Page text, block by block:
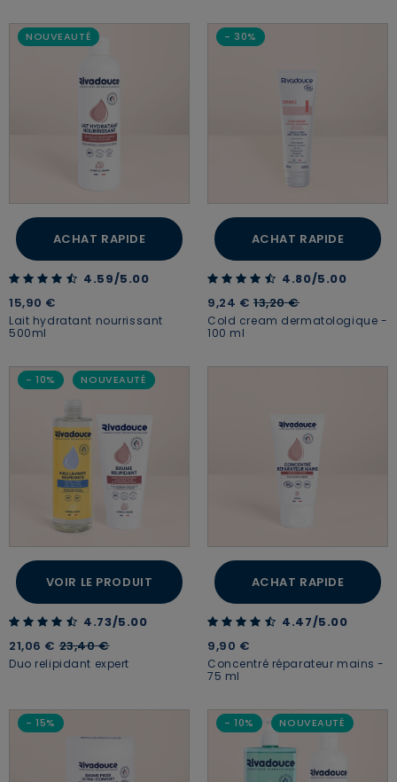
NOUVEAUTÉ
ACHAT RAPIDE
4.59 out of 5 Customer Rating
4.59/5.00
15,90 €
Lait hydratant nourrissant
500ml
- 30%
ACHAT RAPIDE
4.80 out of 5 Customer Rating
4.80/5.00
9,24 € Price reduced from
13,20 €to
Cold cream dermatologique -
100 ml
- 10% NOUVEAUTÉ
VOIR LE PRODUIT
4.73 out of 5 Customer Rating
4.73/5.00
21,06 €Price reduced from
23,40 €to
Duo relipidant expert
ACHAT RAPIDE
4.47 out of 5 Customer Rating
4.47/5.00
9,90 €
Concentré réparateur mains -
75 ml
- 15% - 10% NOUVEAUTÉ